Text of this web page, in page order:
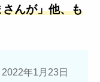
んが」他、も
年1月23日